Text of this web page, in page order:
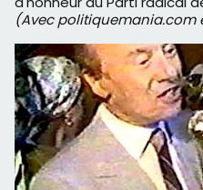
(Avec politiquemania.com